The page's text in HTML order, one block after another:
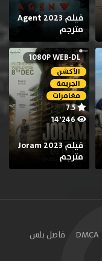
فيلم Agent 2023
مترجم
1080P WEB-DL
الأكشن
الجريمة
مغامرات
7.5
14٬246
فيلم Joram 2023
مترجم
DMCA فاصل بلس